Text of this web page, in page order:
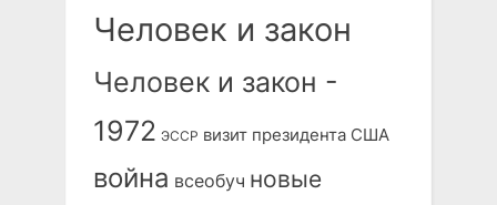
Человек и закон
Человек и закон -
1972 ЭССР визит президента США
война всеобуч новые